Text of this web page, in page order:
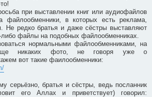
при выставлении книг или аудиофайлов
файлообменники, в которых есть реклама,
Не редко братья и даже сёстры выставляют
либо файлы на подобных файлообменниках.
нормальными файлообменниками, на
никаких фото, не говоря уже о
вот такие фаилообменники:
серьёзно, братья и сёстры, ведь посланник
его Аллах и приветствует) говорил: